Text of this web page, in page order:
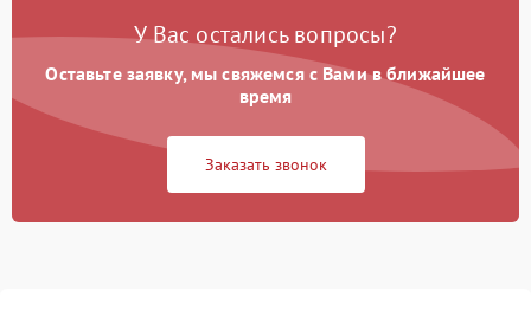
У Вас остались вопросы?
Оставьте заявку, мы свяжемся с Вами в ближайшее
время
Заказать звонок